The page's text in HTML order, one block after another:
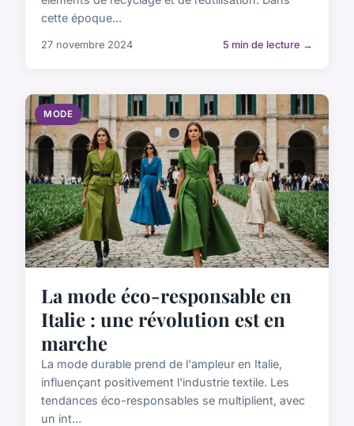
cette époque...
27 novembre 2024 5 min de lecture →
MODE
La mode éco-responsable en
Italie : une révolution est en
marche
La mode durable prend de l'ampleur en Italie,
influençant positivement l'industrie textile. Les
tendances éco-responsables se multiplient, avec
un int...